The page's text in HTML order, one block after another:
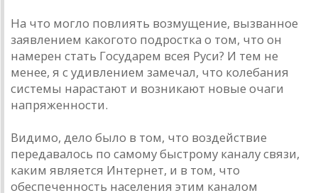
На что могло повлиять возмущение, вызванное
заявлением какого­то подростка о том, что он
намерен стать Государем всея Руси? И тем не
менее, я с удивлением замечал, что колебания
системы нарастают и возникают новые очаги
напряженности.
Видимо, дело было в том, что воздействие
передавалось по самому быстрому каналу связи,
каким является Интернет, и в том, что
обеспеченность населения этим каналом